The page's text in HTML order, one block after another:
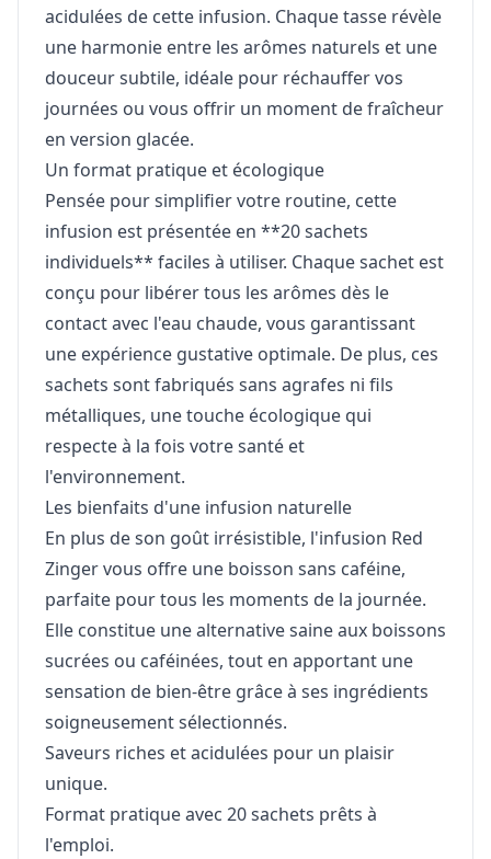
acidulées de cette infusion. Chaque tasse révèle
une harmonie entre les arômes naturels et une
douceur subtile, idéale pour réchauffer vos
journées ou vous offrir un moment de fraîcheur
en version glacée.
Un format pratique et écologique
Pensée pour simplifier votre routine, cette
infusion est présentée en **20 sachets
individuels** faciles à utiliser. Chaque sachet est
conçu pour libérer tous les arômes dès le
contact avec l'eau chaude, vous garantissant
une expérience gustative optimale. De plus, ces
sachets sont fabriqués sans agrafes ni fils
métalliques, une touche écologique qui
respecte à la fois votre santé et
l'environnement.
Les bienfaits d'une infusion naturelle
En plus de son goût irrésistible, l'infusion Red
Zinger vous offre une boisson sans caféine,
parfaite pour tous les moments de la journée.
Elle constitue une alternative saine aux boissons
sucrées ou caféinées, tout en apportant une
sensation de bien-être grâce à ses ingrédients
soigneusement sélectionnés.
Saveurs riches et acidulées pour un plaisir
unique.
Format pratique avec 20 sachets prêts à
l'emploi.